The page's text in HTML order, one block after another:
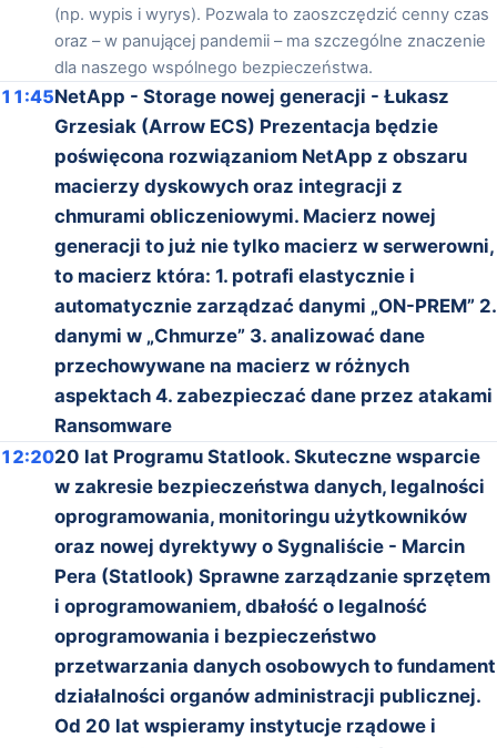
(np. wypis i wyrys). Pozwala to zaoszczędzić cenny czas
oraz – w panującej pandemii – ma szczególne znaczenie
dla naszego wspólnego bezpieczeństwa.
11:45NetApp - Storage nowej generacji - Łukasz
Grzesiak (Arrow ECS) Prezentacja będzie
poświęcona rozwiązaniom NetApp z obszaru
macierzy dyskowych oraz integracji z
chmurami obliczeniowymi. Macierz nowej
generacji to już nie tylko macierz w serwerowni,
to macierz która: 1. potrafi elastycznie i
automatycznie zarządzać danymi „ON-PREM” 2.
danymi w „Chmurze” 3. analizować dane
przechowywane na macierz w różnych
aspektach 4. zabezpieczać dane przez atakami
Ransomware
12:2020 lat Programu Statlook. Skuteczne wsparcie
w zakresie bezpieczeństwa danych, legalności
oprogramowania, monitoringu użytkowników
oraz nowej dyrektywy o Sygnaliście - Marcin
Pera (Statlook) Sprawne zarządzanie sprzętem
i oprogramowaniem, dbałość o legalność
oprogramowania i bezpieczeństwo
przetwarzania danych osobowych to fundament
działalności organów administracji publicznej.
Od 20 lat wspieramy instytucje rządowe i